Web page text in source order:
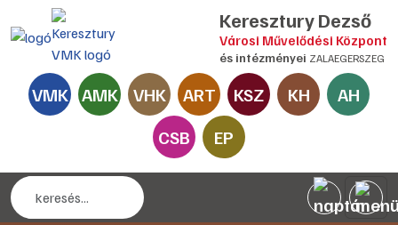
Keresztury Dezső
Városi Művelődési Központ
és intézményei ZALAEGERSZEG
VMK AMK VHK ART KSZ KH
AH
CSB
EP